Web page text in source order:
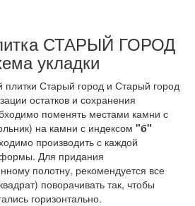
СТАРЫЙ ГОРОД
укладки
плитки Старый город и Старый город
остатков и сохранения
поменять местами камни с
на камни с индексом "б"
производить с каждой
Для придания
полотну, рекомендуется все
поворачивать так, чтобы
горизонтально.